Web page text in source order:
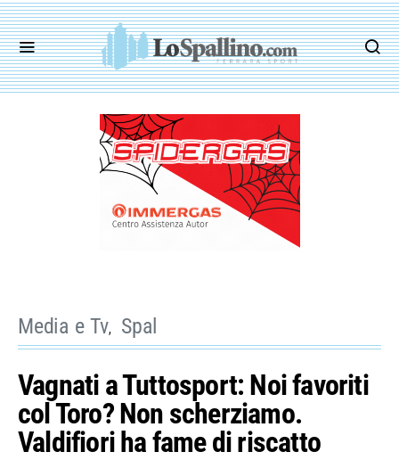
Media e Tv Spal
Vagnati a Tuttosport: Noi favoriti
col Toro? Non scherziamo.
Valdifiori ha fame di riscatto